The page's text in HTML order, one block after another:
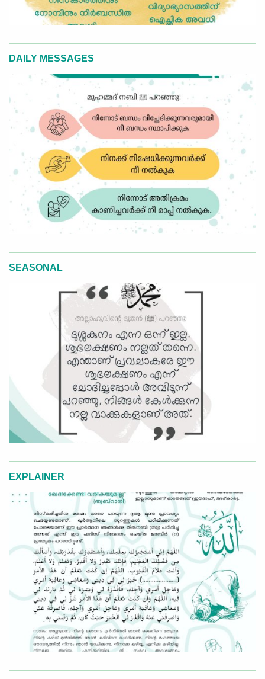
DAILY MESSAGES
SEASONAL
EXPLAINER